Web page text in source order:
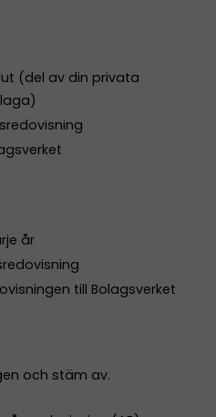
(del av din privata
år
till Bolagsverket
och stäm av.